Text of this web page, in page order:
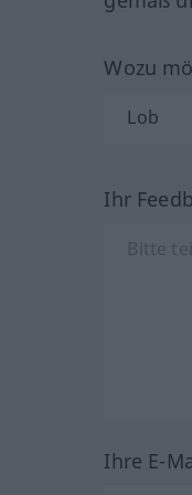
Wozu
Ihr
Ihre E-